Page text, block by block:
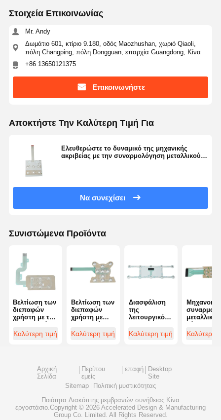
Στοιχεία Επικοινωνίας
Mr. Andy
Δωμάτιο 601, κτίριο 9.180, οδός Maozhushan, χωριό Qiaoli,
πόλη Changping, πόλη Dongguan, επαρχία Guangdong, Κίνα
+86 13650121375
Επικοινωνήστε
Αποκτήστε Την Καλύτερη Τιμή Για
Ελευθερώστε το δυναμικό της μηχανικής
ακριβείας με την συναρμολόγηση μεταλλικού
Να συνεχίσει
Συνιστώμενα Προϊόντα
Βελτίωση των
διεπαφών
χρήστη με την
ακριβούς
μεταλλικής
εφαρμογές
Καλύτερη τιμή
Βελτίωση των
διεπαφών
χρήστη με
μεταλλικού
θόλου σε
Καλύτερη τιμή
Διασφάλιση
της
λειτουργικότητας
ικανοποίησης
του χρήστη με
θόλου
Καλύτερη τιμή
μεταλλικού
διάφορες
εφαρμογές
Καλύτερη
Αρχική
Σελίδα
Περίπου
εμείς
επαφή
Desktop
Site
Sitemap
Πολιτική μυστικότητας
Ποιότητα Διακόπτης μεμβρανών συνήθειας Κίνα
εργοστάσιο.Copyright © 2026 Accelerated Design & Manufacturing
Group Co. Limited. All Rights Reserved.